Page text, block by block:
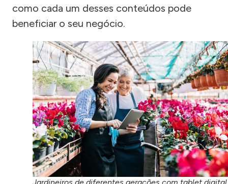
como cada um desses conteúdos pode
beneficiar o seu negócio.